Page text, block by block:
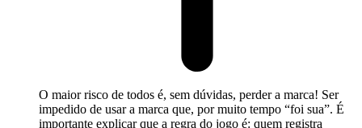
O maior risco de todos é, sem dúvidas, perder a marca! Ser
impedido de usar a marca que, por muito tempo “foi sua”. É
importante explicar que a regra do jogo é: quem registra